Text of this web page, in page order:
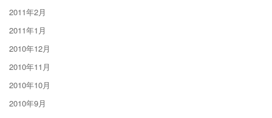
2011年2月
2011年1月
2010年12月
2010年11月
2010年10月
2010年9月